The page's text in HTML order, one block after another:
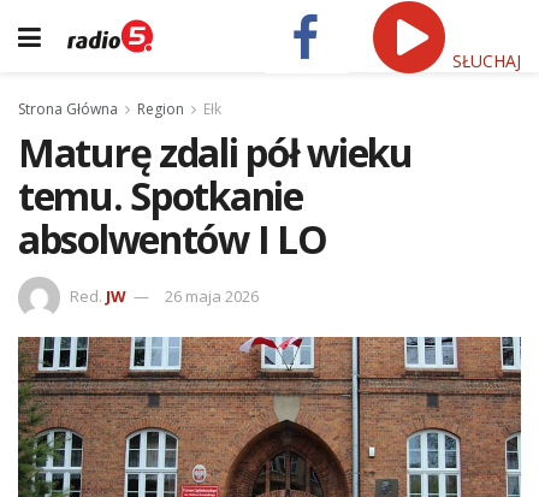
SŁUCHAJ
Strona Główna Region Ełk
Maturę zdali pół wieku
temu. Spotkanie
absolwentów I LO
Red. JW 26 maja 2026